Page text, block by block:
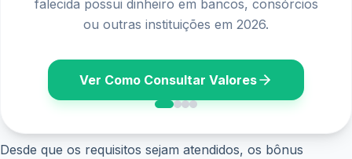
falecida possui dinheiro em bancos, consórcios
ou outras instituições em 2026.
Ver Como Consultar Valores
Desde que os requisitos sejam atendidos, os bônus